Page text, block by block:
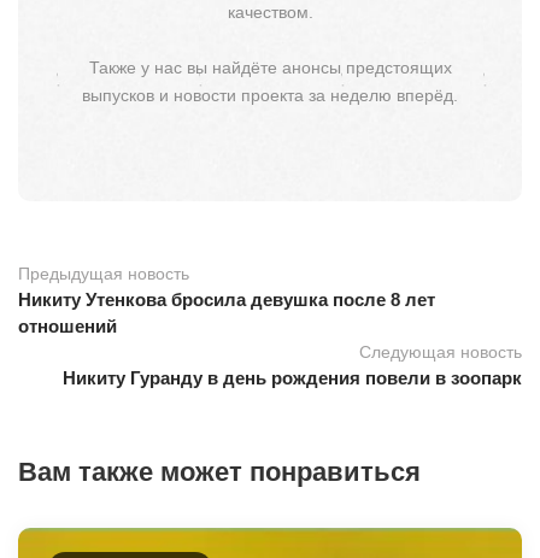
качеством.
Также у нас вы найдёте анонсы предстоящих
выпусков и новости проекта за неделю вперёд.
Предыдущая новость
Никиту Утенкова бросила девушка после 8 лет
отношений
Следующая новость
Никиту Гуранду в день рождения повели в зоопарк
Вам также может понравиться